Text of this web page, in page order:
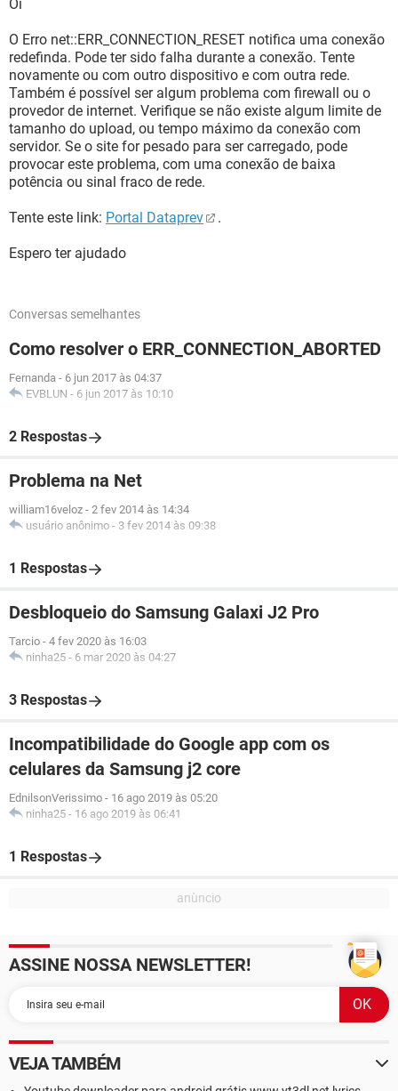
Oi
O Erro net::ERR_CONNECTION_RESET notifica uma conexão
redefinda. Pode ter sido falha durante a conexão. Tente
novamente ou com outro dispositivo e com outra rede.
Também é possível ser algum problema com firewall ou o
provedor de internet. Verifique se não existe algum limite de
tamanho do upload, ou tempo máximo da conexão com
servidor. Se o site for pesado para ser carregado, pode
provocar este problema, com uma conexão de baixa
potência ou sinal fraco de rede.
Tente este link: Portal Dataprev .
Espero ter ajudado
Conversas semelhantes
Como resolver o ERR_CONNECTION_ABORTED
Fernanda - 6 jun 2017 às 04:37
EVBLUN - 6 jun 2017 às 10:10
2 Respostas
Problema na Net
william16veloz - 2 fev 2014 às 14:34
usuário anônimo - 3 fev 2014 às 09:38
1 Respostas
Desbloqueio do Samsung Galaxi J2 Pro
Tarcio - 4 fev 2020 às 16:03
ninha25 - 6 mar 2020 às 04:27
3 Respostas
Incompatibilidade do Google app com os
celulares da Samsung j2 core
EdnilsonVerissimo - 16 ago 2019 às 05:20
ninha25 - 16 ago 2019 às 06:41
1 Respostas
ASSINE NOSSA NEWSLETTER!
VEJA TAMBÉM